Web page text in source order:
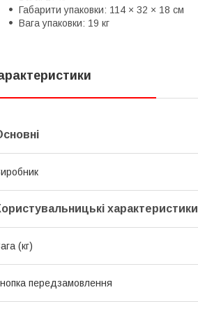
Габарити упаковки: 114 × 32 × 18 см
Вага упаковки: 19 кг
характеристики
(кг)
передзамовлення